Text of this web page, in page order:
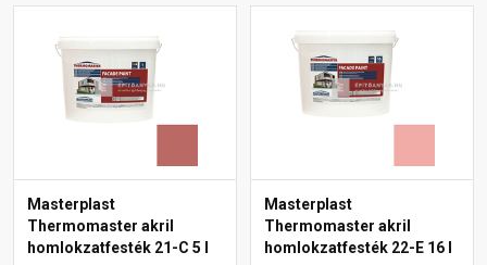
Masterplast
Thermomaster akril
homlokzatfesték 21-C 5 l
Masterplast
Thermomaster akril
homlokzatfesték 22-E 16 l